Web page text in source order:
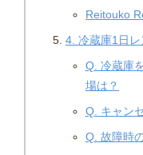
Reitouko
4. 冷蔵庫1日
Q. 冷蔵庫
場は？
Q. キャン
Q. 故障時